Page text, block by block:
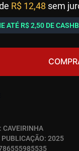
R$ 12,48 sem
ATÉ R$ 2,50 DE
CAVEIRINHA
PUBLICAÇÃO: 2025